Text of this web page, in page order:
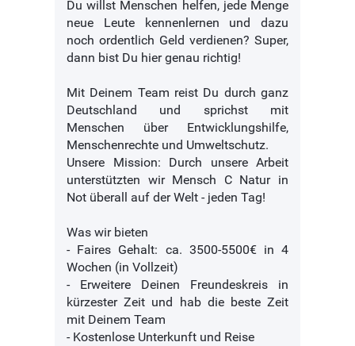
Du willst Menschen helfen, jede Menge
neue Leute kennenlernen und dazu
noch ordentlich Geld verdienen? Super,
dann bist Du hier genau richtig!
Mit Deinem Team reist Du durch ganz
Deutschland und sprichst mit
Menschen über Entwicklungshilfe,
Menschenrechte und Umweltschutz.
Unsere Mission: Durch unsere Arbeit
unterstützten wir Mensch C Natur in
Not überall auf der Welt - jeden Tag!
Was wir bieten
- Faires Gehalt: ca. 3500-5500€ in 4
Wochen (in Vollzeit)
- Erweitere Deinen Freundeskreis in
kürzester Zeit und hab die beste Zeit
mit Deinem Team
- Kostenlose Unterkunft und Reise